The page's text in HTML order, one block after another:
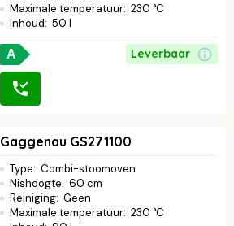
Maximale temperatuur: 230 °C
Inhoud: 50 l
A Leverbaar
Gaggenau GS271100
Type: Combi-stoomoven
Nishoogte: 60 cm
Reiniging: Geen
Maximale temperatuur: 230 °C